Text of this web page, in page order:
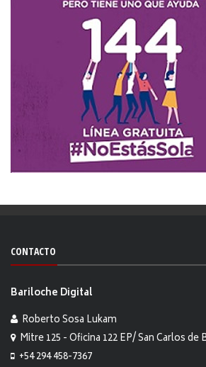
CONTACTO
Bariloche Digital
Roberto Sosa Lukam
Mitre 125 - Oficina 122 EP/ San Carlos de
+54 294 458-7367